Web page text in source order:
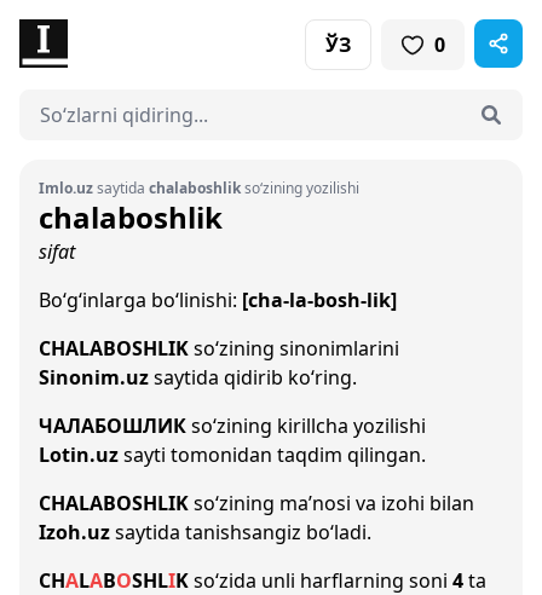
ЎЗ 0
Imlo.uzsaytida chalaboshlikso‘zining yozilishi
chalaboshlik
sifat
Bo‘g‘inlarga bo‘linishi: [cha-la-bosh-lik]
CHALABOSHLIKso‘zining sinonimlarini
Sinonim.uzsaytida qidirib ko‘ring.
ЧАЛАБОШЛИКso‘zining kirillcha yozilishi
Lotin.uzsayti tomonidan taqdim qilingan.
CHALABOSHLIKso‘zining ma’nosi va izohi bilan
Izoh.uzsaytida tanishsangiz bo‘ladi.
CHALABOSHLIKso‘zida unli harflarning soni 4ta